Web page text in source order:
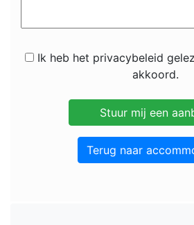
Ik heb het privacybeleid
akkoord.
Terug naar